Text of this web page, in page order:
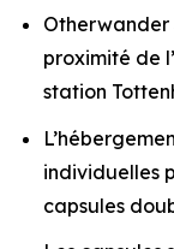
Otherwander
proximité de
station
individuelles
capsules